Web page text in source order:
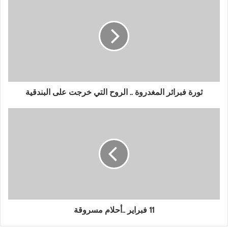
ثورة فبرائر المغدروة .. الروح التي خرجت على البندقية
11 فبراير ..أحلام مسروقة